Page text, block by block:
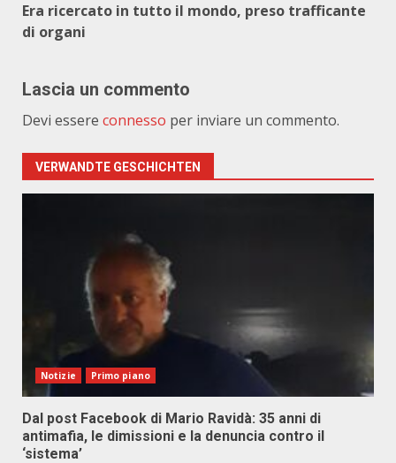
Era ricercato in tutto il mondo, preso trafficante
di organi
Lascia un commento
Devi essere connesso per inviare un commento.
VERWANDTE GESCHICHTEN
Notizie Primo piano
Dal post Facebook di Mario Ravidà: 35 anni di
antimafia, le dimissioni e la denuncia contro il
‘sistema’